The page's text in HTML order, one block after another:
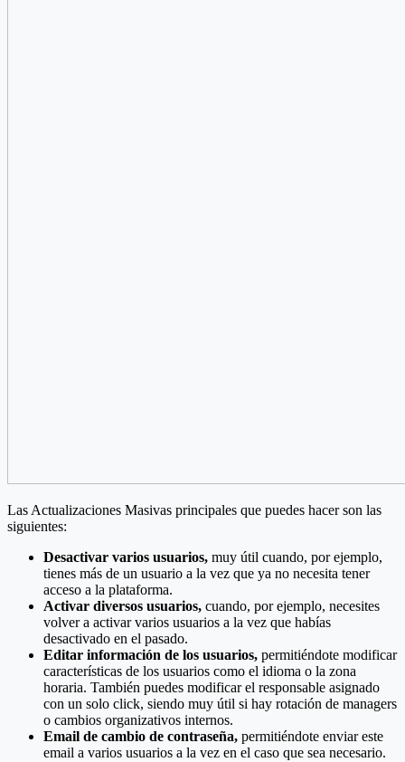
Las Actualizaciones Masivas principales que puedes hacer son las
siguientes:
Desactivar varios usuarios, muy útil cuando, por ejemplo,
tienes más de un usuario a la vez que ya no necesita tener
acceso a la plataforma.
Activar diversos usuarios, cuando, por ejemplo, necesites
volver a activar varios usuarios a la vez que habías
desactivado en el pasado.
Editar información de los usuarios, permitiéndote modificar
características de los usuarios como el idioma o la zona
horaria. También puedes modificar el responsable asignado
con un solo click, siendo muy útil si hay rotación de managers
o cambios organizativos internos.
Email de cambio de contraseña, permitiéndote enviar este
email a varios usuarios a la vez en el caso que sea necesario.